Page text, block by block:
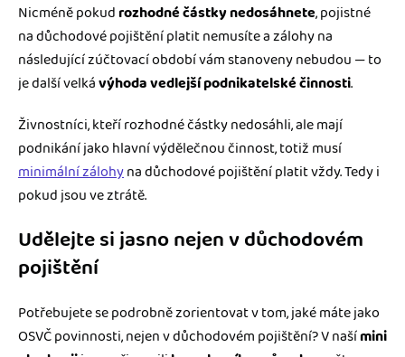
Nicméně pokudrozhodné částky nedosáhnete, pojistné
na důchodové pojištění platit nemusíte a zálohy na
následující zúčtovací období vám stanoveny nebudou — to
je další velkávýhoda vedlejší podnikatelské činnosti.
Živnostníci, kteří rozhodné částky nedosáhli, ale mají
podnikání jako hlavní výdělečnou činnost, totiž musí
minimální zálohyna důchodové pojištění platit vždy. Tedy i
pokud jsou ve ztrátě.
Udělejte si jasno nejen v důchodovém
pojištění
Potřebujete se podrobně zorientovat v tom, jaké máte jako
OSVČ povinnosti, nejen v důchodovém pojištění? V našímini